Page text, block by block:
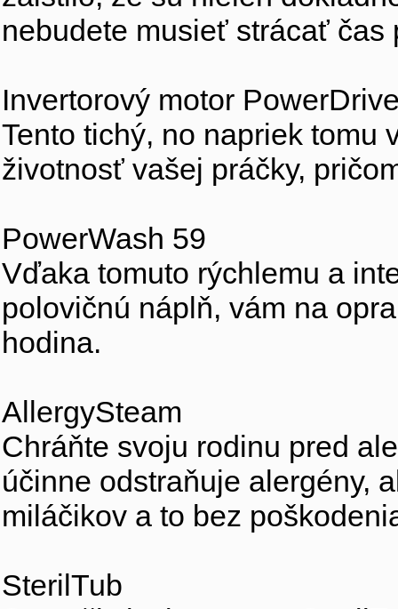
nebudete musieť strácať čas
Invertorový motor
Tento tichý, no napriek tomu
životnosť vašej práčky,
PowerWash 59
Vďaka tomuto rýchlemu a
polovičnú náplň, vám na
hodina.
AllergySteam
Chráňte svoju rodinu pred
účinne odstraňuje alergény,
miláčikov a to bez
SterilTub